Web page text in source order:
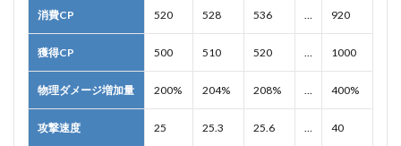
消費CP 520 528 536 … 920
獲得CP 500 510 520 … 1000
物理ダメージ増加量 200% 204% 208% … 400%
攻撃速度 25 25.3 25.6 … 40